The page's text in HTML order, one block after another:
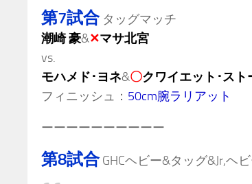
第7試合タッグマッチ
潮崎 豪&✕マサ北宮
vs.
モハメド･ヨネ&〇クワイエット･スト
フィニッシュ： 50cm腕ラリアット
ーーーーーーーーーー
第8試合GHCヘビー&タッグ&Jr,ヘ